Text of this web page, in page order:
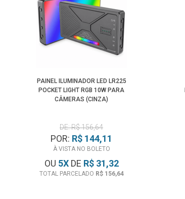
PAINEL ILUMINADOR LED LR225
POCKET LIGHT RGB 10W PARA
CÂMERAS (CINZA)
DE: R$ 156,64
POR: R$ 144,11
À VISTA NO BOLETO
OU 5XDE R$ 31,32
TOTAL PARCELADO R$ 156,64